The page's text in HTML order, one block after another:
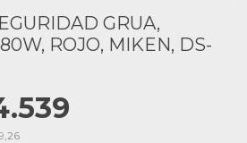
GRUA,
ROJO, MIKEN, DS-